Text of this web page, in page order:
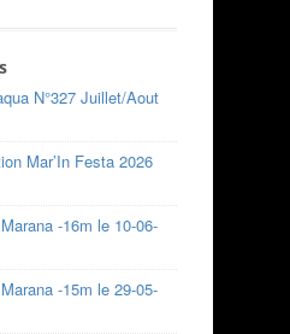
N°327 Juillet/Aout
Mar’In Festa 2026
-16m le 10-06-
-15m le 29-05-